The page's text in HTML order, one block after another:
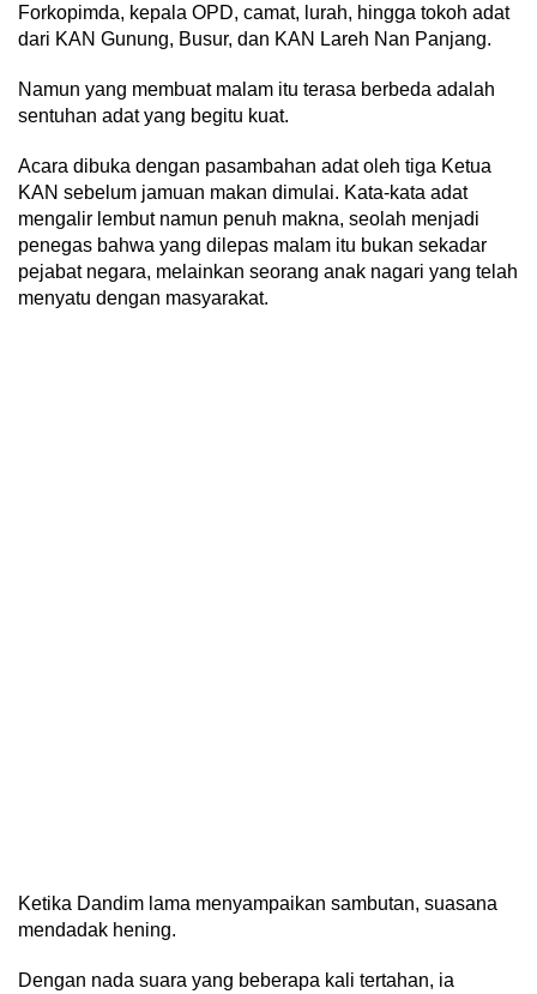
Forkopimda, kepala OPD, camat, lurah, hingga tokoh adat
dari KAN Gunung, Busur, dan KAN Lareh Nan Panjang.
Namun yang membuat malam itu terasa berbeda adalah
sentuhan adat yang begitu kuat.
Acara dibuka dengan pasambahan adat oleh tiga Ketua
KAN sebelum jamuan makan dimulai. Kata-kata adat
mengalir lembut namun penuh makna, seolah menjadi
penegas bahwa yang dilepas malam itu bukan sekadar
pejabat negara, melainkan seorang anak nagari yang telah
menyatu dengan masyarakat.
Ketika Dandim lama menyampaikan sambutan, suasana
mendadak hening.
Dengan nada suara yang beberapa kali tertahan, ia